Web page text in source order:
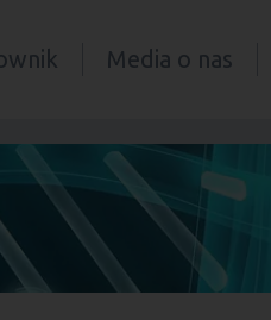
Media o nas